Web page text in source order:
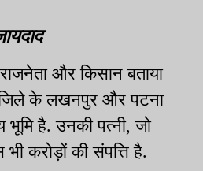
और किसान बताया
के लखनपुर और पटना
है. उनकी पत्नी, जो
करोड़ों की संपत्ति है.